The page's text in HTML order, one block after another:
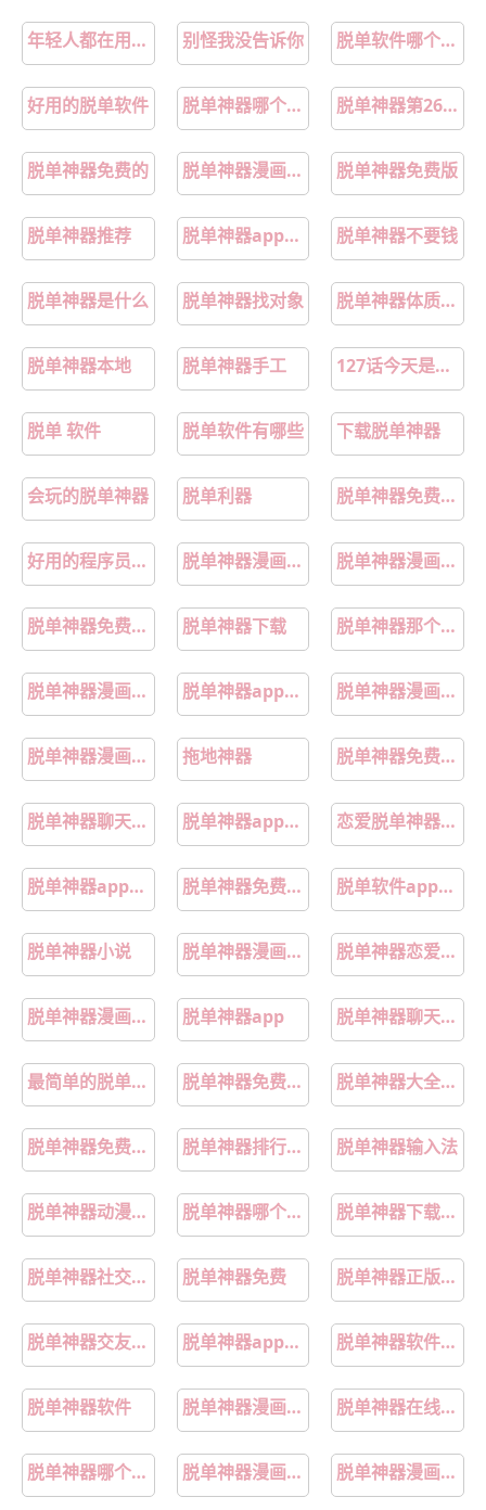
年轻人都在用的脱单神器 别怪我没告诉你 脱单软件哪个好用
好用的脱单软件 脱单神器哪个软件最好免费 脱单神器第26章更新时间
脱单神器免费的 脱单神器漫画在线观看奇漫屋 脱单神器免费版
脱单神器推荐 脱单神器app哪个最好最真实 脱单神器不要钱
脱单神器是什么 脱单神器找对象 脱单神器体质的人
脱单神器本地 脱单神器手工 127话今天是我的安全期
脱单 软件 脱单软件有哪些 下载脱单神器
会玩的脱单神器 脱单利器 脱单神器免费漫画在线阅读全集
好用的程序员脱单神器 脱单神器漫画画免费读漫画无删羞羞 脱单神器漫画免费看
脱单神器免费app 脱单神器下载 脱单神器那个软件最好
脱单神器漫画全集免费观看下拉 脱单神器app女追男 脱单神器漫画在线观看土豪漫画
脱单神器漫画在线免线费观看 拖地神器 脱单神器免费小程序
脱单神器聊天交友 脱单神器app介绍 恋爱脱单神器app
脱单神器app同城 脱单神器免费观看 脱单软件app推荐
脱单神器小说 脱单神器漫画画免费读漫 脱单神器恋爱软件
脱单神器漫画第1季免费观看 脱单神器app 脱单神器聊天交友软件
最简单的脱单神器 脱单神器免费观看下拉式 脱单神器大全免费
脱单神器免费阅读漫画全集 脱单神器排行榜前十名 脱单神器输入法
脱单神器动漫免费拉下式 脱单神器哪个靠谱 脱单神器下载安卓
脱单神器社交app 脱单神器免费 脱单神器正版app下载
脱单神器交友软件 脱单神器app免费版 脱单神器软件下载
脱单神器软件 脱单神器漫画免费阅读下拉式 脱单神器在线阅读_脱单神器全集在线阅读
脱单神器哪个软件最好 脱单神器漫画画免费读漫画布丁漫画 脱单神器漫画画免费读